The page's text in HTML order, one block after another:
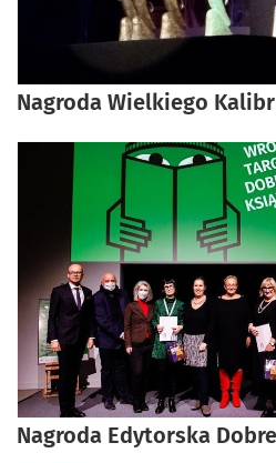
Nagroda Wielkiego
Nagroda Edytorska